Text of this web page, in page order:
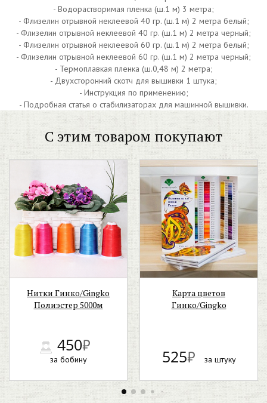
- Водорастворимая пленка (ш.1 м) 3 метра;
- Флизелин отрывной неклеевой 40 гр. (ш.1 м) 2 метра белый;
- Флизелин отрывной неклеевой 40 гр. (ш.1 м) 2 метра черный;
- Флизелин отрывной неклеевой 60 гр. (ш.1 м) 2 метра белый;
- Флизелин отрывной неклеевой 60 гр. (ш.1 м) 2 метра черный;
- Термоплавкая пленка (ш.0,48 м) 2 метра;
- Двухсторонний скотч для вышивки 1 штука;
- Инструкция по применению;
- Подробная статья о стабилизаторах для машинной вышивки.
С этим товаром покупают
Нитки Гинко/Gingko
Полиэстер 5000м
450₽
за бобину
Карта цветов
Гинко/Gingko
525₽ за штуку